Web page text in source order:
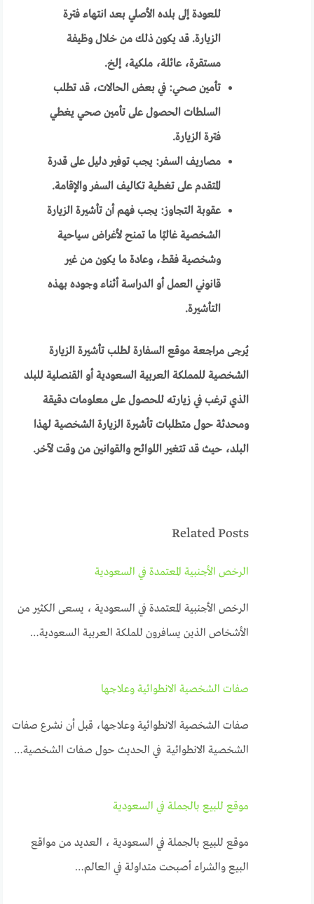
للعودة إلى بلده الأصلي بعد انتهاء فترة
الزيارة. قد يكون ذلك من خلال وظيفة
مستقرة، عائلة، ملكية، إلخ.
تأمين صحي: في بعض الحالات، قد تطلب
السلطات الحصول على تأمين صحي يغطي
فترة الزيارة.
مصاريف السفر: يجب توفير دليل على قدرة
المتقدم على تغطية تكاليف السفر والإقامة.
عقوبة التجاوز: يجب فهم أن تأشيرة الزيارة
الشخصية غالبًا ما تمنح لأغراض سياحية
وشخصية فقط، وعادة ما يكون من غير
قانوني العمل أو الدراسة أثناء وجوده بهذه
التأشيرة.
يُرجى مراجعة موقع السفارة لطلب تأشيرة الزيارة
الشخصية للمملكة العربية السعودية أو القنصلية للبلد
الذي ترغب في زيارته للحصول على معلومات دقيقة
ومحدثة حول متطلبات تأشيرة الزيارة الشخصية لهذا
البلد، حيث قد تتغير اللوائح والقوانين من وقت لآخر.
Related Posts
الرخص الأجنبية المعتمدة في السعودية
الرخص الأجنبية المعتمدة في السعودية ، يسعى الكثير من
الأشخاص الذين يسافرون للملكة العربية السعودية…
صفات الشخصية الانطوائية وعلاجها
صفات الشخصية الانطوائية وعلاجها، قبل أن نشرع صفات
الشخصية الانطوائية في الحديث حول صفات الشخصية…
موقع للبيع بالجملة في السعودية
موقع للبيع بالجملة في السعودية ، العديد من مواقع
البيع والشراء أصبحت متداولة في العالم…